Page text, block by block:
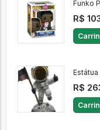
Funko
R$
R$